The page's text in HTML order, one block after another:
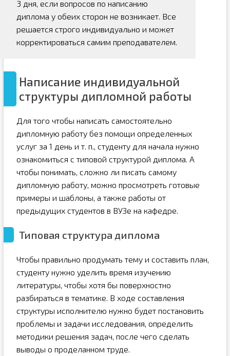
3 дня, если вопросов по написанию
диплома у обеих сторон не возникает. Все
решается строго индивидуально и может
корректироваться самим преподавателем.
Написание индивидуальной
структуры дипломной работы
Для того чтобы написать самостоятельно
дипломную работу без помощи определенных
услуг за 1 день и т. п., студенту для начала нужно
ознакомиться с типовой структурой диплома. А
чтобы понимать, сложно ли писать самому
дипломную работу, можно просмотреть готовые
примеры и шаблоны, а также работы от
предыдущих студентов в ВУЗе на кафедре.
Типовая структура диплома
Чтобы правильно продумать тему и составить план,
студенту нужно уделить время изучению
литературы, чтобы хотя бы поверхностно
разбираться в тематике. В ходе составления
структуры исполнителю нужно будет постановить
проблемы и задачи исследования, определить
методики решения задач, после чего сделать
выводы о проделанном труде.